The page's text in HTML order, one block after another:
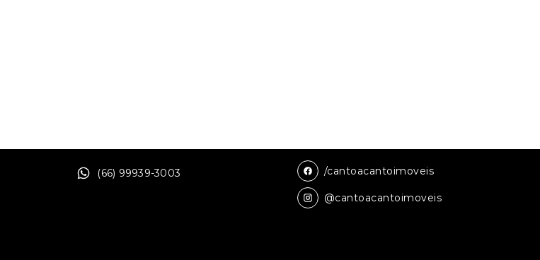
(66) 99939-3003 /cantoacantoimoveis
@cantoacantoimoveis